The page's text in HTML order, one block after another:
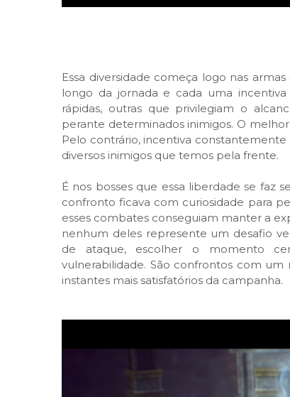
Essa diversidade começa logo nas
longo da jornada e cada uma
rápidas, outras que privilegiam o
perante determinados inimigos. O
Pelo contrário, incentiva
diversos inimigos que temos pela frente.
É nos bosses que essa liberdade se faz
confronto ficava com curiosidade para
esses combates conseguiam manter a
nenhum deles represente um desafio
de ataque, escolher o momento
vulnerabilidade. São confrontos com
instantes mais satisfatórios da campanha.